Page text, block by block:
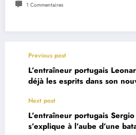
1 Commentaires
Previous post
L’entraîneur portugais
déjà les esprits dans son
Next post
L’entraîneur portugais
s’explique à l’aube d’une